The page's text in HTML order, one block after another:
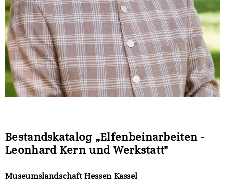
Bestandskatalog „Elfenbeinarbeiten -
Leonhard Kern und Werkstatt"
Museumslandschaft Hessen Kassel